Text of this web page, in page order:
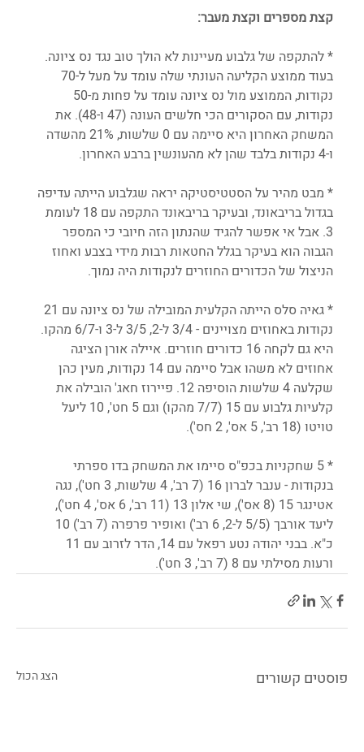
קצת מספרים וקצת מעבר:
* להתקפה של גלבוע מעיינות לא הולך טוב נגד נס ציונה.
נקודות, עם הסקורים הכי חלשים העונה (47 ו-48). את
המשחק האחרון היא סיימה עם 0 שלשות, 21% מהשדה
ו-4 נקודות בלבד שהן לא מהעונשין ברבע האחרון.
* מבט מהיר על הסטטיסטיקה יראה שגלבוע הייתה עדיפה
בגדול בריבאונד, ובעיקר בריבאונד התקפה עם 18 לעומת
3. אבל אי אפשר להגיד שהנתון הזה חיובי כי המספר
הגבוה הוא בעיקר בגלל החטאות רבות מידי בצבע ואחוז
הניצול של הכדורים החוזרים לנקודות היה נמוך.
נקודות באחוזים מצויינים - 3/4 ל-2, 3/5 ל-3 ו-6/7 מהקו.
היא גם לקחה 16 כדורים חוזרים. איילה אורן הציגה
אחוזים לא משהו אבל סיימה עם 14 נקודות, מעין כהן
שקלעה 4 שלשות הוסיפה 12. פיירוז חאג' הובילה את
קלעיות גלבוע עם 15 (7/7 מהקו) וגם 5 חט', 10 ליעל
טויטו (18 רב', 5 אס', 2 חס').
* 5 שחקניות בכפ"ס סיימו את המשחק בדו ספרתי
בנקודות - ענבר לברון 16 (7 רב', 4 שלשות, 3 חט'), נגה
אטינגר 15 (8 אס'), שי אלון 13 (11 רב', 6 אס', 4 חט'),
ורעות מסילתי עם 8 (7 רב', 3 חט').
פוסטים קשורים הצג הכול